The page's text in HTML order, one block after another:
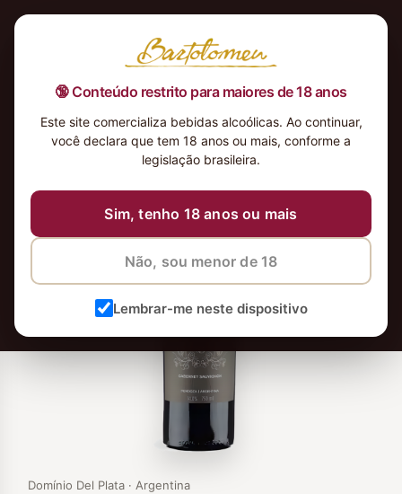
🔞 Conteúdo restrito para maiores de 18 anos
Este site comercializa bebidas alcoólicas. Ao continuar,
você declara que tem 18 anos ou mais, conforme a
legislação brasileira.
Sim, tenho 18 anos ou mais
Não, sou menor de 18
Lembrar-me neste dispositivo
Domínio Del Plata · Argentina